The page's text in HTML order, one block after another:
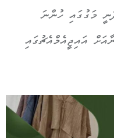
މަގުގައި ހުންނަ
އައިޖީއެމްއެޗުގައި